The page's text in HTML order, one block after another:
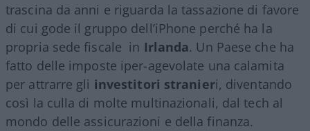
trascina da anni e riguarda la tassazione di favore
di cui gode il gruppo dell’iPhone perché ha la
propria sede fiscale in Irlanda. Un Paese che ha
fatto delle imposte iper-agevolate una calamita
per attrarre gli investitori stranieri, diventando
così la culla di molte multinazionali, dal tech al
mondo delle assicurazioni e della finanza.